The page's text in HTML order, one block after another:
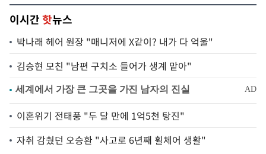
이시간핫뉴스
박나래 헤어 원장 "매니저에 X같이? 내가 다 억울"
김승현 모친 "남편 구치소 들어가 생계 맡아"
이혼위기 전태풍 "두 달 만에 1억5천 탕진"
자취 감췄던 오승환 "사고로 6년째 휠체어 생활"